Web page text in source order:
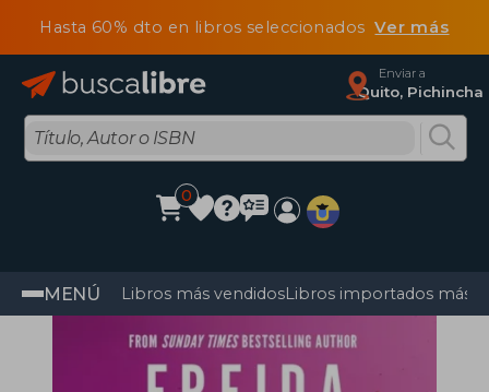
Hasta 60% dto en libros seleccionadosVer más
Enviar a
Quito, Pichincha
0
MENÚ Libros más vendidosLibros importados más